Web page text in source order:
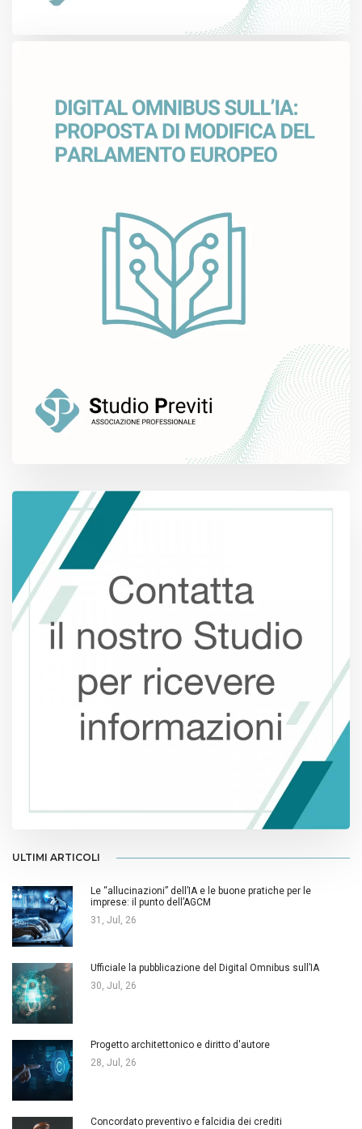
ULTIMI ARTICOLI
Le “allucinazioni” dell’IA e le buone pratiche per le
imprese: il punto dell’AGCM
31, Jul, 26
Ufficiale la pubblicazione del Digital Omnibus sull’IA
30, Jul, 26
Progetto architettonico e diritto d'autore
28, Jul, 26
Concordato preventivo e falcidia dei crediti